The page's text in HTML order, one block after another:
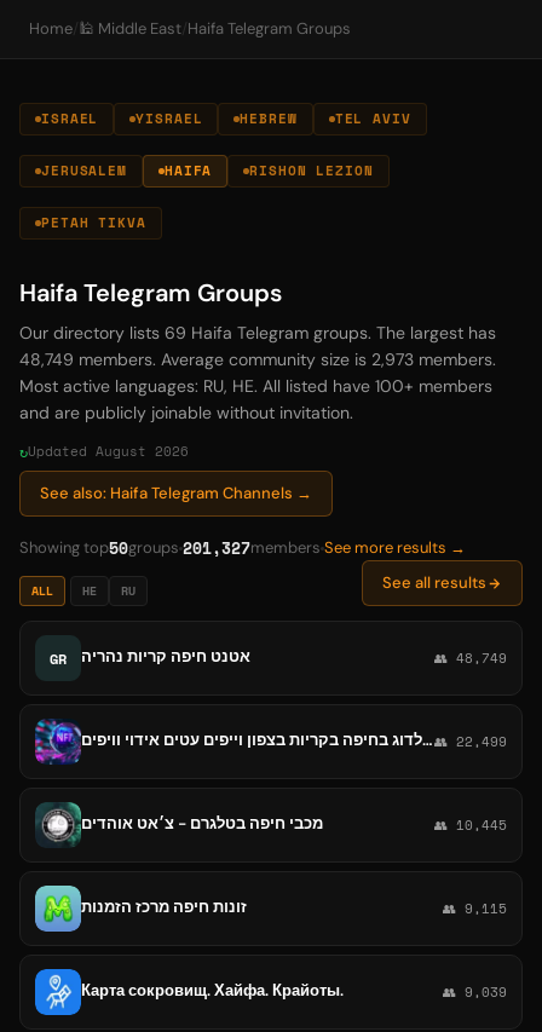
Home/ 🕌 Middle East/ Haifa Telegram Groups
ISRAEL YISRAEL HEBREW TEL AVIV
JERUSALEM HAIFA RISHON LEZION
PETAH TIKVA
Haifa Telegram Groups
Our directory lists 69 Haifa Telegram groups. The largest has
48,749 members. Average community size is 2,973 members.
Most active languages: RU, HE. All listed have 100+ members
and are publicly joinable without invitation.
Updated August 2026
See also: Haifa Telegram Channels →
Showing top50groups 201,327members See more results →
ALL HE RU See all results
GR אטנט חיפה קריות נהריה 👥 48,749
בולדוג בחיפה בקריות בצפון וייפים עטים אידוי וויפים👥 22,499
מכבי חיפה בטלגרם - צ׳אט אוהדים 👥 10,445
זונות חיפה מרכז הזמנות 👥 9,115
Карта сокровищ. Хайфа. Крайоты. 👥 9,039